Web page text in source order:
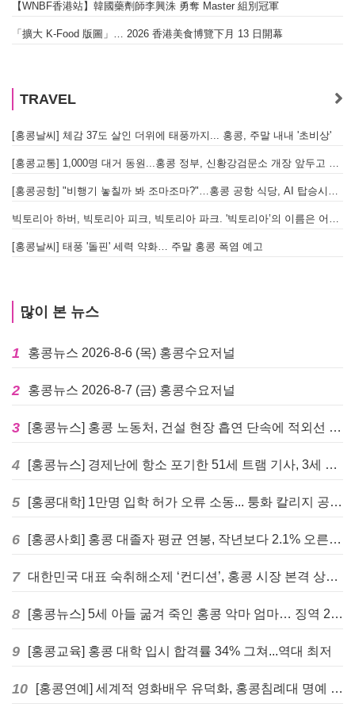
【WNBF香港站】韓國藥劑師李興洙 勇奪 Master 組別冠軍
「擴大 K-Food 版圖」… 2026 香港美食博覽下月 13 日開幕
TRAVEL
[홍콩날씨] 체감 37도 살인 더위에 태풍까지... 홍콩, 주말 내내 '초비상'
[홍콩교통] 1,000명 대거 동원...홍콩 정부, 신황강검문소 개장 앞두고 실전 훈련 돌입
[홍콩공항] "비행기 놓칠까 봐 조마조마?"…홍콩 공항 식당, AI 탑승시간 계산해 메뉴 추천해 준다
빅토리아 하버, 빅토리아 피크, 빅토리아 파크. '빅토리아’의 이름은 어떻게 온 걸까? - [이승권 원장의 생활칼럼]
[홍콩날씨] 태풍 '돌핀' 세력 약화… 주말 홍콩 폭염 예고
많이 본 뉴스
1 홍콩뉴스 2026-8-6 (목) 홍콩수요저널
2 홍콩뉴스 2026-8-7 (금) 홍콩수요저널
3 [홍콩뉴스] 홍콩 노동처, 건설 현장 흡연 단속에 적외선 드론 투입 검토
4 [홍콩뉴스] 경제난에 항소 포기한 51세 트램 기사, 3세 여아 치사 혐의로 '4주 감옥행'
5 [홍콩대학] 1만명 입학 허가 오류 소동... 퉁화 칼리지 공식 사과
6 [홍콩사회] 홍콩 대졸자 평균 연봉, 작년보다 2.1% 오른 33만 6천 홍콩달러 기록
7 대한민국 대표 숙취해소제 ‘컨디션’, 홍콩 시장 본격 상륙… 왓슨스 입점 기념 할인 행사 진행
8 [홍콩뉴스] 5세 아들 굶겨 죽인 홍콩 악마 엄마… 징역 22년 중형 선고
9 [홍콩교육] 홍콩 대학 입시 합격률 34% 그쳐...역대 최저
10 [홍콩연예] 세계적 영화배우 유덕화, 홍콩침례대 명예 박사 학위 받는다